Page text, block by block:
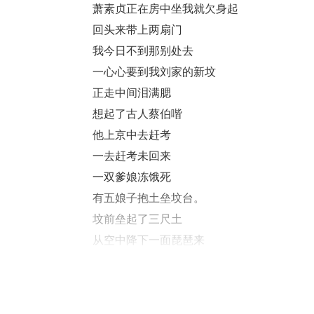
萧素贞正在房中坐我就欠身起
回头来带上两扇门
我今日不到那别处去
一心心要到我刘家的新坟
正走中间泪满腮
想起了古人蔡伯喈
他上京中去赶考
一去赶考未回来
一双爹娘冻饿死
有五娘子抱土垒坟台。
坟前垒起了三尺土
从空中降下一面琵琶来